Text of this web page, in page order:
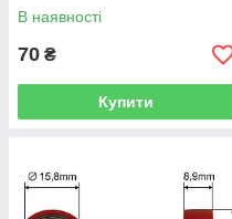
В наявності
70 ₴
Купити